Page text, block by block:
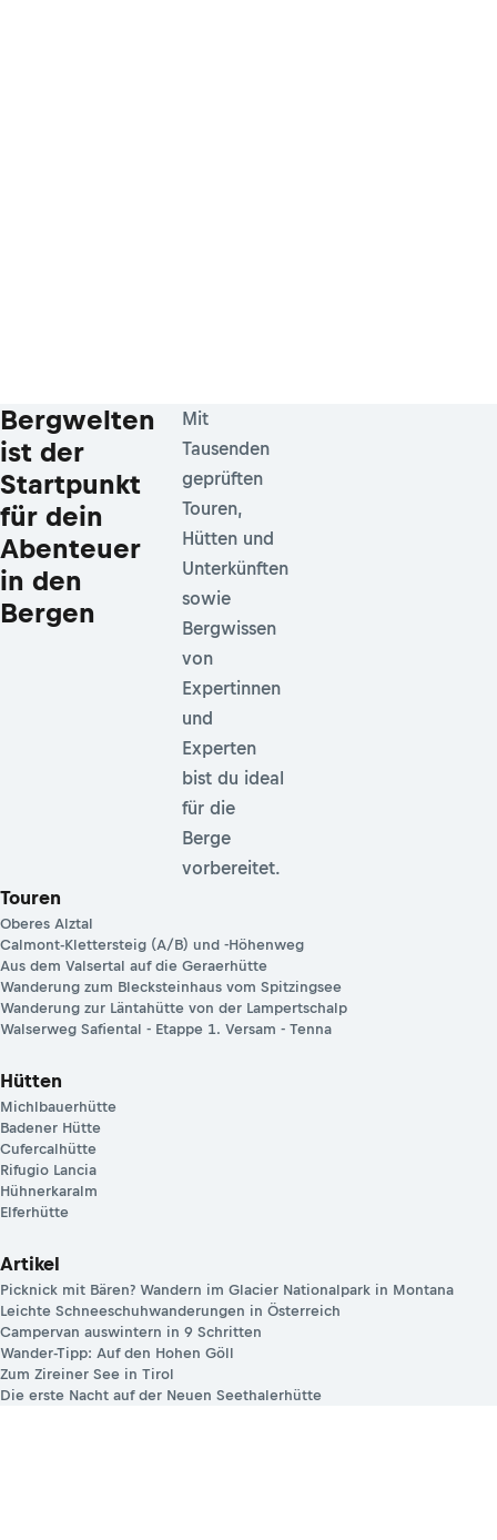
Bergwelten
ist der
Startpunkt
für dein
Abenteuer
in den
Bergen
Mit
Tausenden
geprüften
Touren,
Hütten und
Unterkünften
sowie
Bergwissen
von
Expertinnen
und
Experten
bist du ideal
für die
Berge
vorbereitet.
Touren
Oberes Alztal
Calmont-Klettersteig (A/B) und -Höhenweg
Aus dem Valsertal auf die Geraerhütte
Wanderung zum Blecksteinhaus vom Spitzingsee
Wanderung zur Läntahütte von der Lampertschalp
Walserweg Safiental - Etappe 1. Versam - Tenna
Hütten
Michlbauerhütte
Badener Hütte
Cufercalhütte
Rifugio Lancia
Hühnerkaralm
Elferhütte
Artikel
Picknick mit Bären? Wandern im Glacier Nationalpark in Montana
Leichte Schneeschuhwanderungen in Österreich
Campervan auswintern in 9 Schritten
Wander-Tipp: Auf den Hohen Göll
Zum Zireiner See in Tirol
Die erste Nacht auf der Neuen Seethalerhütte